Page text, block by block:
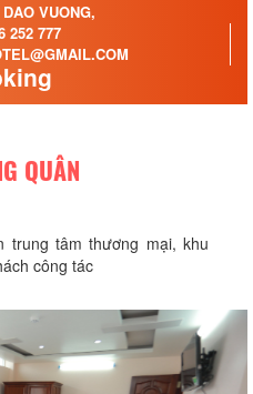
VUONG,
252 777
QUÂN
trung tâm thương mại, khu
công tác